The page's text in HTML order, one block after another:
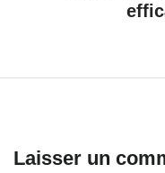
Laisser un